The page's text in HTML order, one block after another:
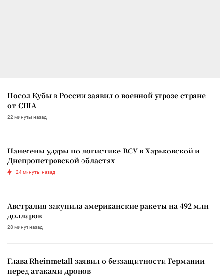
Посол Кубы в России заявил о военной угрозе стране
от США
22 минуты назад
Нанесены удары по логистике ВСУ в Харьковской и
Днепропетровской областях
24 минуты назад
Австралия закупила американские ракеты на 492 млн
долларов
28 минут назад
Глава Rheinmetall заявил о беззащитности Германии
перед атаками дронов